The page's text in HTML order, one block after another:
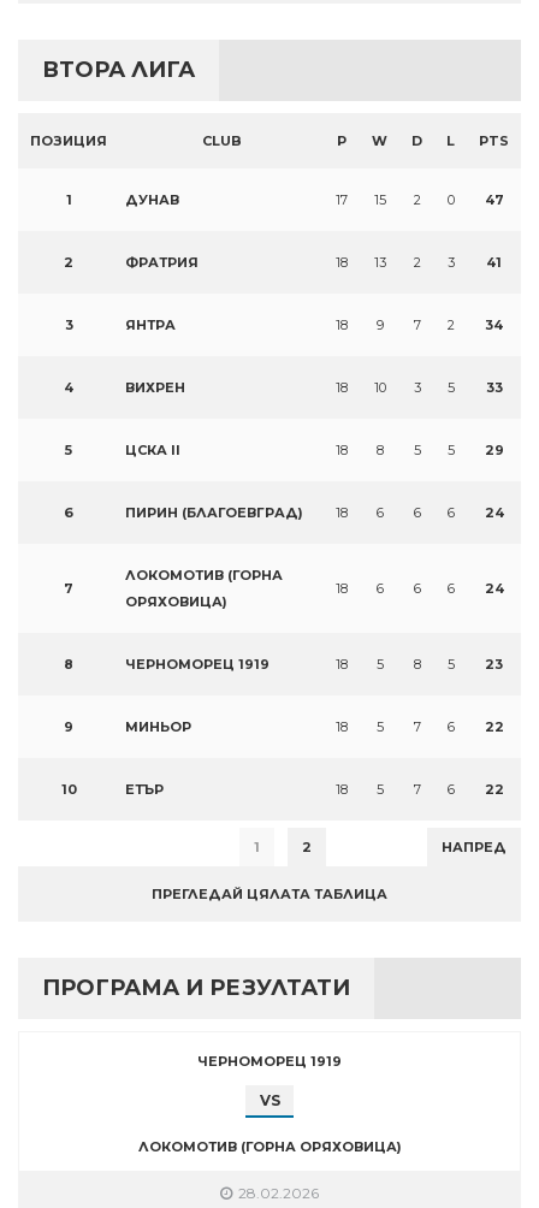
ВТОРА ЛИГА
ПОЗИЦИЯ CLUB P W D L PTS
1 ДУНАВ 17 15 2 0 47
2 ФРАТРИЯ 18 13 2 3 41
3 ЯНТРА 18 9 7 2 34
4 ВИХРЕН 18 10 3 5 33
5 ЦСКА II 18 8 5 5 29
6 ПИРИН (БЛАГОЕВГРАД) 18 6 6 6 24
7
ЛОКОМОТИВ (ГОРНА
ОРЯХОВИЦА)
18 6 6 6 24
8 ЧЕРНОМОРЕЦ 1919 18 5 8 5 23
9 МИНЬОР 18 5 7 6 22
10 ЕТЪР 18 5 7 6 22
1 2 НАПРЕД
ПРЕГЛЕДАЙ ЦЯЛАТА ТАБЛИЦА
ПРОГРАМА И РЕЗУЛТАТИ
ЧЕРНОМОРЕЦ 1919
VS
ЛОКОМОТИВ (ГОРНА ОРЯХОВИЦА)
28.02.2026